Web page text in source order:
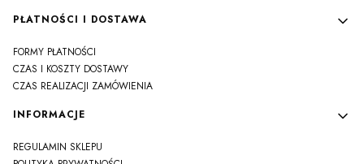
PŁATNOŚCI I DOSTAWA
FORMY PŁATNOŚCI
CZAS I KOSZTY DOSTAWY
CZAS REALIZACJI ZAMÓWIENIA
INFORMACJE
REGULAMIN SKLEPU